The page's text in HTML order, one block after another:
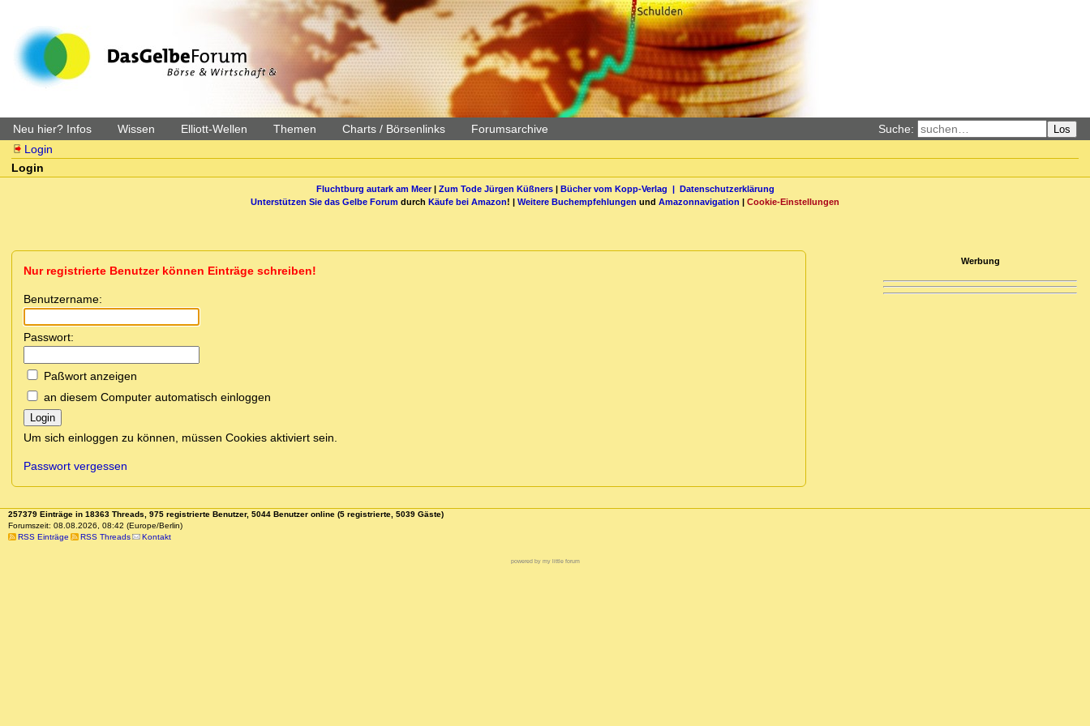
Neu hier? Infos Wissen Elliott-Wellen Themen Charts / Börsenlinks Forumsarchive Suche: Los
Login
Login
Fluchtburg autark am Meer| Zum Tode Jürgen Küßners| Bücher vom Kopp-Verlag | Datenschutzerklärung
Unterstützen Sie das Gelbe Forum durch Käufe bei Amazon! | Weitere Buchempfehlungen und Amazonnavigation | Cookie-Einstellungen
Nur registrierte Benutzer können Einträge schreiben!
Benutzername:
Passwort:
Paßwort anzeigen
an diesem Computer automatisch einloggen
Login
Um sich einloggen zu können, müssen Cookies aktiviert sein.
Passwort vergessen
Werbung
257379 Einträge in 18363 Threads, 975 registrierte Benutzer, 5044 Benutzer online (5 registrierte, 5039 Gäste)
Forumszeit: 08.08.2026, 08:42 (Europe/Berlin)
RSS Einträge
RSS Threads Kontakt
powered by my little forum